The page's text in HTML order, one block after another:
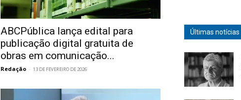
ABCPública lança edital para
publicação digital gratuita de
obras em comunicação...
Redação - 13 DE FEVEREIRO DE 2026
Últimas notícias